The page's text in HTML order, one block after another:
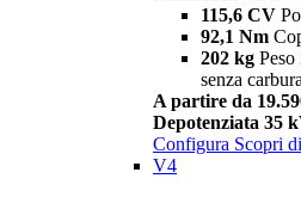
115,6 CV
92,1 Nm
202 kg
senza
A partire da
Depotenziata 35
Configura Scopri
V4